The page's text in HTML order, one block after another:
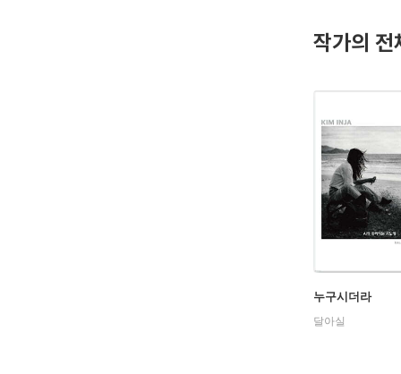
행』, 『
작가의 전
누구시더라
달아실